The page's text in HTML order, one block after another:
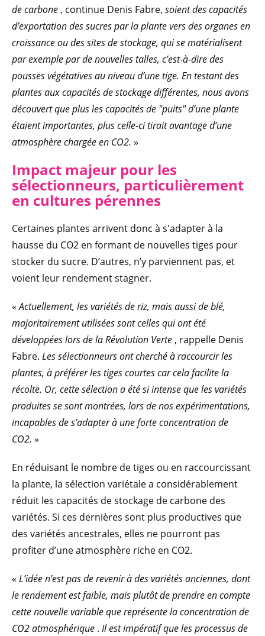
de carbone , continue Denis Fabre, soientdes capacités
d’exportation des sucres par la plante vers des organes en
croissance ou des sites de stockage, qui se matérialisent
par exemple par de nouvelles talles, c’est-à-dire des
pousses végétatives au niveau d’une tige. En testant des
plantes aux capacités de stockage différentes, nous avons
découvert que plus les capacités de "puits" d’une plante
étaient importantes, plus celle-ci tirait avantage d’une
atmosphère chargée en CO2. »
Impact majeur pour les
sélectionneurs, particulièrement
en cultures pérennes
Certaines plantes arrivent donc à s'adapter à la
hausse du CO2 en formant de nouvelles tiges pour
stocker du sucre. D’autres, n’y parviennent pas, et
voient leur rendement stagner.
«Actuellement, les variétés de riz, mais aussi de blé,
majoritairement utilisées sont celles qui ont été
développées lors de la Révolution Verte , rappelle Denis
Fabre. Les sélectionneurs ont cherché à raccourcir les
plantes, à préférer les tiges courtes car cela facilite la
récolte. Or, cette sélection a été si intense que les variétés
produites se sont montrées, lors de nos expérimentations,
incapables de s’adapter à une forte concentration de
CO2. »
En réduisant le nombre de tiges ou en raccourcissant
la plante, la sélection variétale a considérablement
réduit les capacités de stockage de carbone des
variétés. Si ces dernières sont plus productives que
des variétés ancestrales, elles ne pourront pas
profiter d’une atmosphère riche en CO2.
« L’idée n’est pas de revenir à des variétés anciennes, dont
le rendement est faible, mais plutôt de prendre en compte
cette nouvelle variable que représente la concentration de
CO2 atmosphérique . Il est impératif que les processus de